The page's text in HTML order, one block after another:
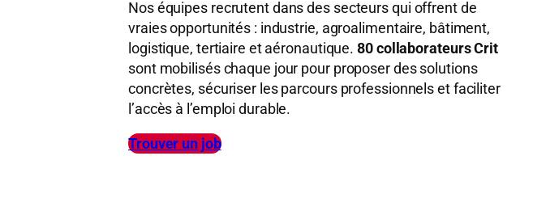
Nos équipes recrutent dans des secteurs qui offrent de
vraies opportunités : industrie, agroalimentaire, bâtiment,
logistique, tertiaire et aéronautique.80 collaborateurs Crit
sont mobilisés chaque jour pour proposer des solutions
concrètes, sécuriser les parcours professionnels et faciliter
l’accès à l’emploi durable.
Trouver un job